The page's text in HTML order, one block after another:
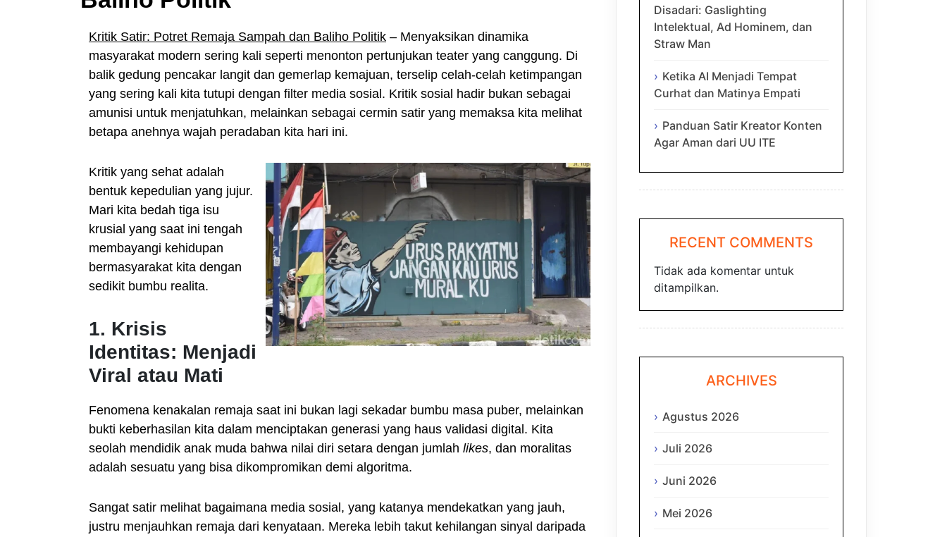
Kritik Satir: Potret Remaja Sampah dan Baliho Politik – Menyaksikan dinamika
masyarakat modern sering kali seperti menonton pertunjukan teater yang canggung. Di
balik gedung pencakar langit dan gemerlap kemajuan, terselip celah-celah ketimpangan
yang sering kali kita tutupi dengan filter media sosial. Kritik sosial hadir bukan sebagai
amunisi untuk menjatuhkan, melainkan sebagai cermin satir yang memaksa kita melihat
betapa anehnya wajah peradaban kita hari ini.
Kritik yang sehat adalah
bentuk kepedulian yang jujur.
Mari kita bedah tiga isu
krusial yang saat ini tengah
membayangi kehidupan
bermasyarakat kita dengan
sedikit bumbu realita.
1. Krisis
Identitas: Menjadi
Viral atau Mati
Fenomena kenakalan remaja saat ini bukan lagi sekadar bumbu masa puber, melainkan
bukti keberhasilan kita dalam menciptakan generasi yang haus validasi digital. Kita
seolah mendidik anak muda bahwa nilai diri setara dengan jumlah likes, dan moralitas
adalah sesuatu yang bisa dikompromikan demi algoritma.
Sangat satir melihat bagaimana media sosial, yang katanya mendekatkan yang jauh,
justru menjauhkan remaja dari kenyataan. Mereka lebih takut kehilangan sinyal daripada
Disadari: Gaslighting
Intelektual, Ad Hominem, dan
Straw Man
Ketika AI Menjadi Tempat
Curhat dan Matinya Empati
Panduan Satir Kreator Konten
Agar Aman dari UU ITE
RECENT COMMENTS
Tidak ada komentar untuk
ditampilkan.
ARCHIVES
Agustus 2026
Juli 2026
Juni 2026
Mei 2026